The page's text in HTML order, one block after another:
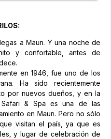
a Maun. Y una noche de
y confortable, antes de
en 1946, fue uno de los
Ha sido recientemente
por nuevos dueños, y en la
Safari & Spa es una de las
en Maun. Pero no sólo
visitan el país, ya que es
y lugar de celebración de